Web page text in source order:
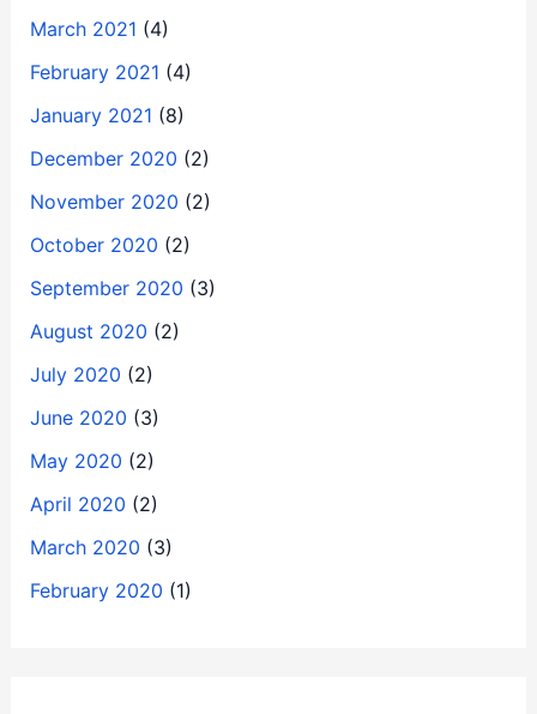
March 2021 (4)
February 2021 (4)
January 2021 (8)
December 2020 (2)
November 2020 (2)
October 2020 (2)
September 2020 (3)
August 2020 (2)
July 2020 (2)
June 2020 (3)
May 2020 (2)
April 2020 (2)
March 2020 (3)
February 2020 (1)